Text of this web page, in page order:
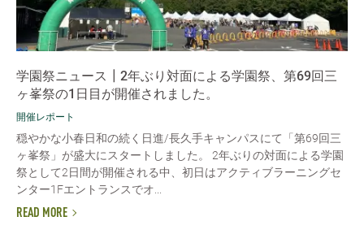
学園祭ニュース┃2年ぶり対面による学園祭、第69回三
ヶ峯祭の1日目が開催されました。
開催レポート
穏やかな小春日和の続く日進/長久手キャンパスにて「第69回三
ヶ峯祭」が盛大にスタートしました。 2年ぶりの対面による学園
祭として2日間が開催される中、初日はアクティブラーニングセ
ンター1Fエントランスでオ...
READ MORE